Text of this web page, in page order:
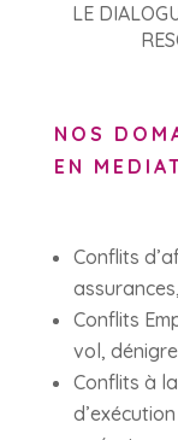
LE
NOS
EN
Conflits
Conflits
vol,
Conflits à